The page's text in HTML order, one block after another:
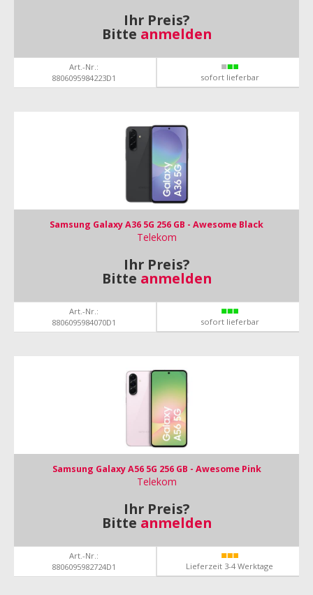
Ihr Preis?
Bitte anmelden
Art.-Nr.:
8806095984223D1
sofort lieferbar
Samsung Galaxy A36 5G 256 GB - Awesome Black
Telekom
Ihr Preis?
Bitte anmelden
Art.-Nr.:
8806095984070D1
sofort lieferbar
Samsung Galaxy A56 5G 256 GB - Awesome Pink
Telekom
Ihr Preis?
Bitte anmelden
Art.-Nr.:
8806095982724D1
Lieferzeit 3-4 Werktage